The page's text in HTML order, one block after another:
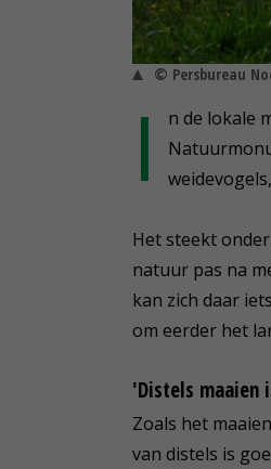
© Persbureau
I
n de lokale
Het steekt
natuur pas na
kan zich daar
om eerder het
'Distels maaien
Zoals het
van distels is